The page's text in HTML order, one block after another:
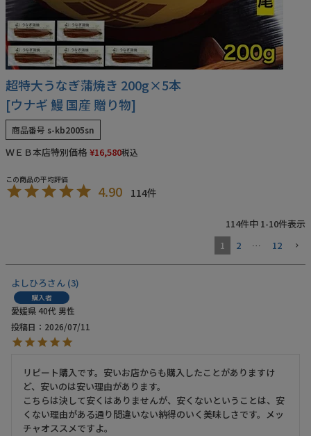
超特大うなぎ蒲焼き 200g×5本
[ウナギ 鰻 国産 贈り物]
商品番号 s-kb2005sn
ＷＥＢ本店特別価格 ¥16,580税込
4.90 114
114件中 1-10件表示
1
2 … 12
よしひろ 3
購入者
愛媛県40代 男性
投稿日
2026/07/11
リピート購入です。安いお店からも購入したことがありますけ
ど、安いのは安い理由があります。
こちらは決して安くはありませんが、安くないということは、安
くない理由がある通り間違いない納得のいく美味しさです。メッ
チャオススメですよ。
工場見学ツアー
産地検索
お問い合わせ
お電話でのご注文・
0120-59-2580
業務用卸売も行っております